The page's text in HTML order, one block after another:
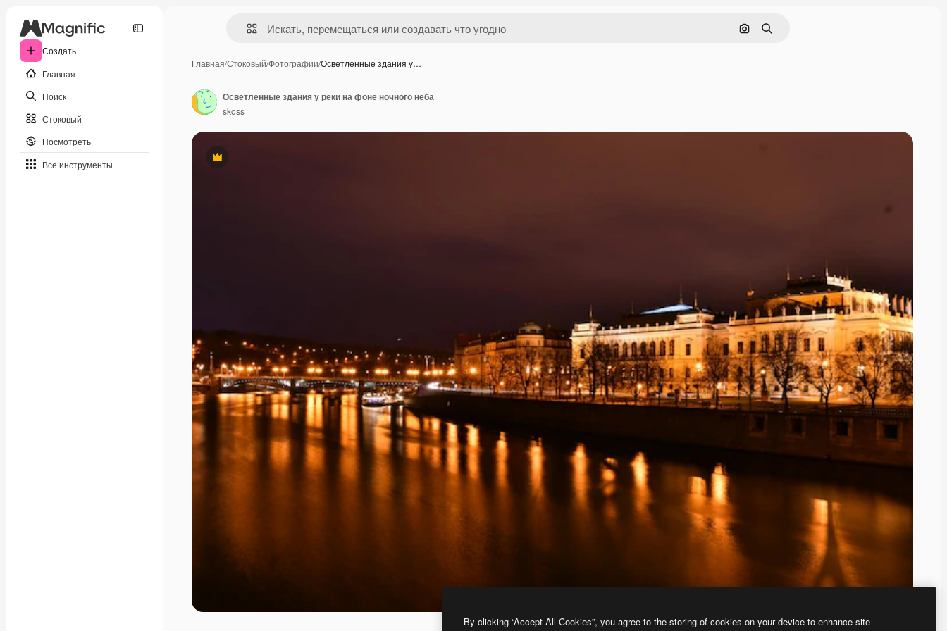
Создать
Главная
Поиск
Стоковый
Посмотреть
Все инструменты
Поиск по изображению
Поиск
Главная/Стоковый/Фотографии/Осветленные здания у…
Премиум
Осветленные здания у реки на фоне ночного неба
skoss
By clicking “Accept All Cookies”, you agree to the storing of cookies on your device to enhance site